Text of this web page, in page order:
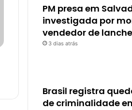
PM presa em
investigada por
vendedor de
3 dias atrás
Brasil registra
de criminalidade